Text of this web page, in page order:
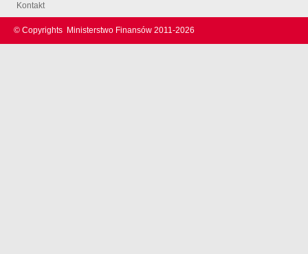
Kontakt
© Copyrights Ministerstwo Finansów 2011-2026